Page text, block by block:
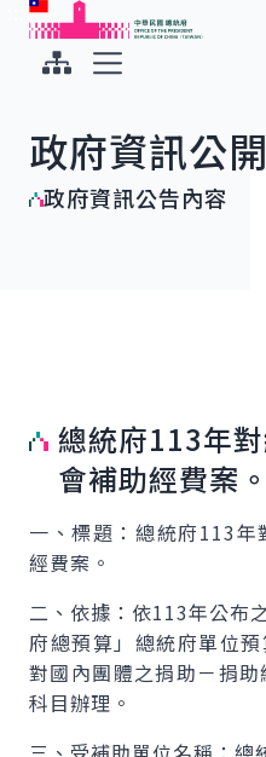
跳到主要內容
中華民國總統府
政府資訊公開
政府資訊公告內容
總統府113年
會補助經費案。
一、標題：總統府113
經費案。
二、依據：依113年公布
府總預算」總統府單位
對國內團體之捐助－捐
科目辦理。